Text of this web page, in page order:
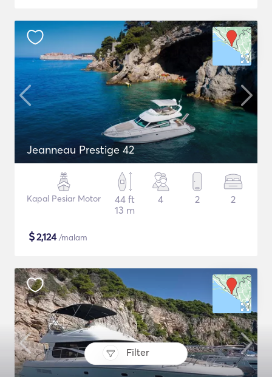
Filter
Jeanneau Prestige 42
Kapal Pesiar Motor
44 ft
13 m
4 2 2
$2,124/malam